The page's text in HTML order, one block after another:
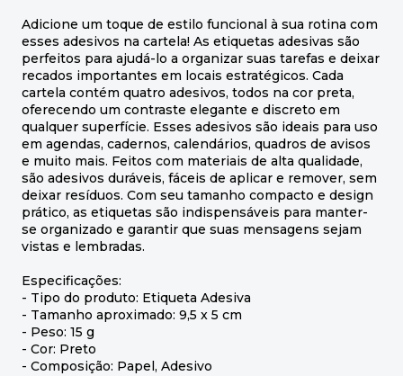
Adicione um toque de estilo funcional à sua rotina com
esses adesivos na cartela! As etiquetas adesivas são
perfeitos para ajudá-lo a organizar suas tarefas e deixar
recados importantes em locais estratégicos. Cada
cartela contém quatro adesivos, todos na cor preta,
oferecendo um contraste elegante e discreto em
qualquer superfície. Esses adesivos são ideais para uso
em agendas, cadernos, calendários, quadros de avisos
e muito mais. Feitos com materiais de alta qualidade,
são adesivos duráveis, fáceis de aplicar e remover, sem
deixar resíduos. Com seu tamanho compacto e design
prático, as etiquetas são indispensáveis para manter-
se organizado e garantir que suas mensagens sejam
vistas e lembradas.
Especificações:
- Tipo do produto: Etiqueta Adesiva
- Tamanho aproximado: 9,5 x 5 cm
- Peso: 15 g
- Cor: Preto
- Composição: Papel, Adesivo